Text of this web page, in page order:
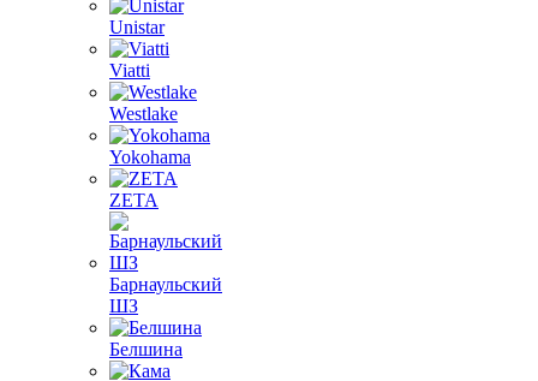
Unistar
Viatti
Westlake
Yokohama
ZETA
Барнаульский
ШЗ
Белшина